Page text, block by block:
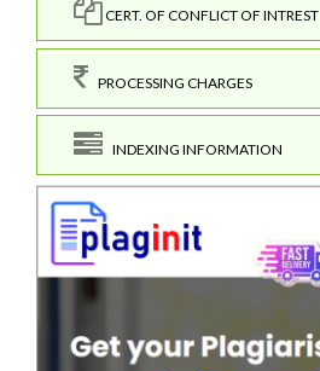
CERT. OF CONFLICT OF INTREST
PROCESSING CHARGES
INDEXING INFORMATION